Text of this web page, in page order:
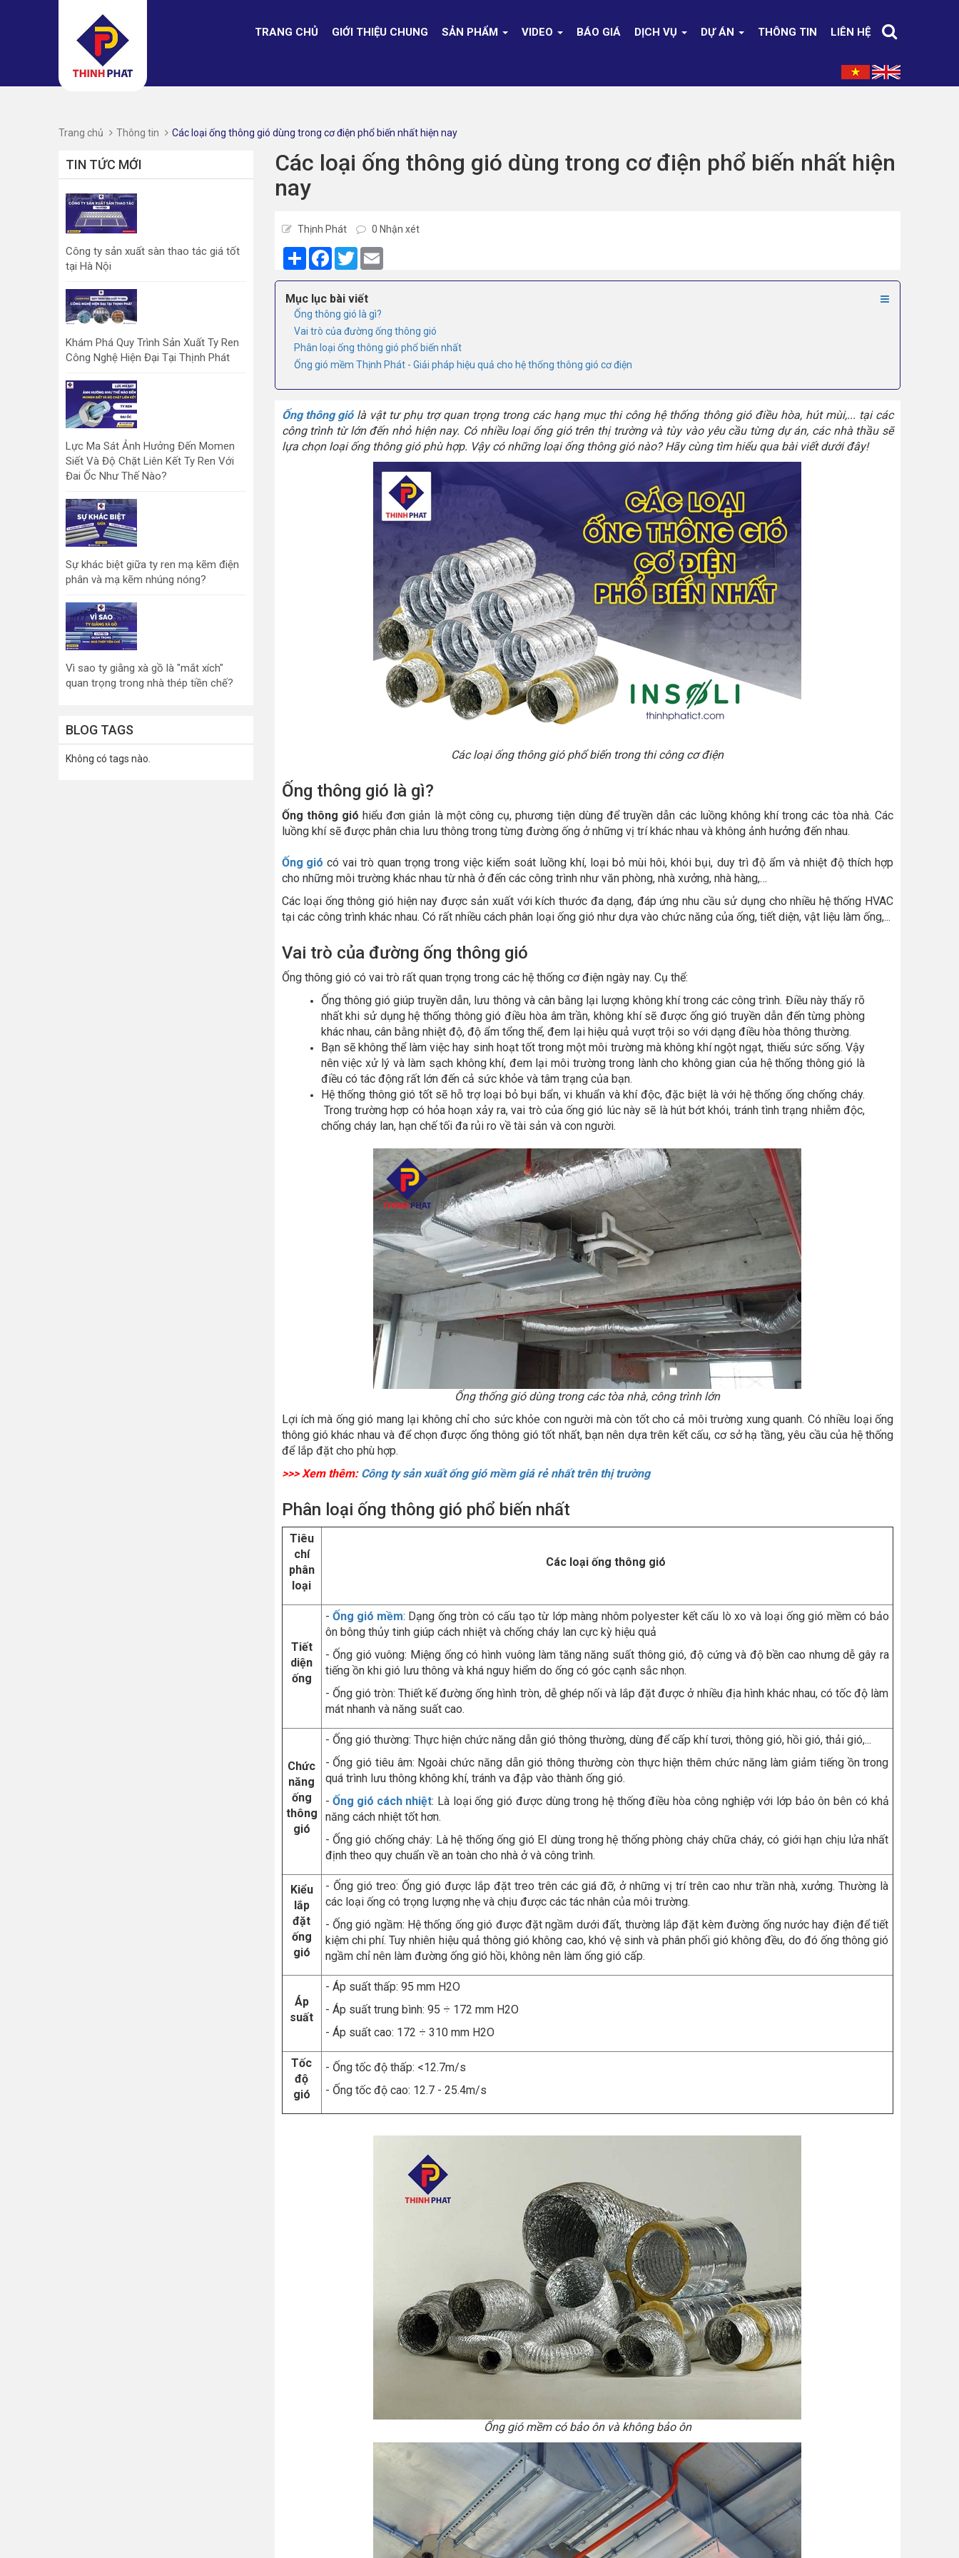
TRANG CHỦ GIỚI THIỆU CHUNG SẢN PHẨM VIDEO BÁO GIÁ DỊCH VỤ DỰ ÁN THÔNG TIN LIÊN HỆ
Trang chủ Thông tin Các loại ống thông gió dùng trong cơ điện phổ biến nhất hiện nay
Các loại ống thông gió dùng trong cơ điện phổ biến nhất hiện
nay
Thịnh Phát 0 Nhận xét
ShareFacebook
TwitterEmail
Mục lục bài viết
Ống thông gió là gì?
Vai trò của đường ống thông gió
Phân loại ống thông gió phổ biến nhất
Ống gió mềm Thịnh Phát - Giải pháp hiệu quả cho hệ thống thông gió cơ điện
Ống thông giólà vật tư phụ trợ quan trọng trong các hạng mục thi công hệ thống thông gió điều hòa, hút mùi,... tại các
công trình từ lớn đến nhỏ hiện nay. Có nhiều loại ống gió trên thị trường và tùy vào yêu cầu từng dự án, các nhà thầu sẽ
lựa chọn loại ống thông gió phù hợp. Vậy có những loại ống thông gió nào? Hãy cùng tìm hiểu qua bài viết dưới đây!
Các loại ống thông gió phổ biến trong thi công cơ điện
Ống thông gió là gì?
Ống thông gió hiểu đơn giản là một công cụ, phương tiện dùng để truyền dẫn các luồng không khí trong các tòa nhà. Các
luồng khí sẽ được phân chia lưu thông trong từng đường ống ở những vị trí khác nhau và không ảnh hưởng đến nhau.
Ống gió có vai trò quan trọng trong việc kiểm soát luồng khí, loại bỏ mùi hôi, khói bụi, duy trì độ ẩm và nhiệt độ thích hợp
cho những môi trường khác nhau từ nhà ở đến các công trình như văn phòng, nhà xưởng, nhà hàng,…
Các loại ống thông gió hiện nay được sản xuất với kích thước đa dạng, đáp ứng nhu cầu sử dụng cho nhiều hệ thống HVAC
tại các công trình khác nhau. Có rất nhiều cách phân loại ống gió như dựa vào chức năng của ống, tiết diện, vật liệu làm ống,...
Vai trò của đường ống thông gió
Ống thông gió có vai trò rất quan trọng trong các hệ thống cơ điện ngày nay. Cụ thể:
Ống thông gió giúp truyền dẫn, lưu thông và cân bằng lại lượng không khí trong các công trình. Điều này thấy rõ
nhất khi sử dụng hệ thống thông gió điều hòa âm trần, không khí sẽ được ống gió truyền dẫn đến từng phòng
khác nhau, cân bằng nhiệt độ, độ ẩm tổng thể, đem lại hiệu quả vượt trội so với dạng điều hòa thông thường.
Bạn sẽ không thể làm việc hay sinh hoạt tốt trong một môi trường mà không khí ngột ngạt, thiếu sức sống. Vậy
nên việc xử lý và làm sạch không khí, đem lại môi trường trong lành cho không gian của hệ thống thông gió là
điều có tác động rất lớn đến cả sức khỏe và tâm trạng của bạn.
Hệ thống thông gió tốt sẽ hỗ trợ loại bỏ bụi bẩn, vi khuẩn và khí độc, đặc biệt là với hệ thống ống chống cháy.
Trong trường hợp có hỏa hoạn xảy ra, vai trò của ống gió lúc này sẽ là hút bớt khói, tránh tình trạng nhiễm độc,
chống cháy lan, hạn chế tối đa rủi ro về tài sản và con người.
Ống thống gió dùng trong các tòa nhà, công trình lớn
Lợi ích mà ống gió mang lại không chỉ cho sức khỏe con người mà còn tốt cho cả môi trường xung quanh. Có nhiều loại ống
thông gió khác nhau và để chọn được ống thông gió tốt nhất, bạn nên dựa trên kết cấu, cơ sở hạ tầng, yêu cầu của hệ thống
để lắp đặt cho phù hợp.
>>> Xem thêm: Công ty sản xuất ống gió mềm giá rẻ nhất trên thị trường
Phân loại ống thông gió phổ biến nhất
Tiêu
chí
phân
loại
Các loại ống thông gió
Tiết
diện
ống
- Ống gió mềm: Dạng ống tròn có cấu tạo từ lớp màng nhôm polyester kết cấu lò xo và loại ống gió mềm có bảo
ôn bông thủy tinh giúp cách nhiệt và chống cháy lan cực kỳ hiệu quả
- Ống gió vuông: Miệng ống có hình vuông làm tăng năng suất thông gió, độ cứng và độ bền cao nhưng dễ gây ra
tiếng ồn khi gió lưu thông và khá nguy hiểm do ống có góc cạnh sắc nhọn.
- Ống gió tròn: Thiết kế đường ống hình tròn, dễ ghép nối và lắp đặt được ở nhiều địa hình khác nhau, có tốc độ làm
mát nhanh và năng suất cao.
Chức
năng
ống
thông
gió
- Ống gió thường: Thực hiện chức năng dẫn gió thông thường, dùng để cấp khí tươi, thông gió, hồi gió, thải gió,...
- Ống gió tiêu âm: Ngoài chức năng dẫn gió thông thường còn thực hiện thêm chức năng làm giảm tiếng ồn trong
quá trình lưu thông không khí, tránh va đập vào thành ống gió.
-Ống gió cách nhiệt: Là loại ống gió được dùng trong hệ thống điều hòa công nghiệp với lớp bảo ôn bên có khả
năng cách nhiệt tốt hơn.
- Ống gió chống cháy: Là hệ thống ống gió EI dùng trong hệ thống phòng cháy chữa cháy, có giới hạn chịu lửa nhất
định theo quy chuẩn về an toàn cho nhà ở và công trình.
Kiểu
lắp
đặt
ống
gió
- Ống gió treo: Ống gió được lắp đặt treo trên các giá đỡ, ở những vị trí trên cao như trần nhà, xưởng. Thường là
các loại ống có trọng lượng nhẹ và chịu được các tác nhân của môi trường.
- Ống gió ngầm: Hệ thống ống gió được đặt ngầm dưới đất, thường lắp đặt kèm đường ống nước hay điện để tiết
kiệm chi phí. Tuy nhiên hiệu quả thông gió không cao, khó vệ sinh và phân phối gió không đều, do đó ống thông gió
ngầm chỉ nên làm đường ống gió hồi, không nên làm ống gió cấp.
Áp
suất
- Áp suất thấp: 95 mm H2O
- Áp suất trung bình: 95 ÷ 172 mm H2O
- Áp suất cao: 172 ÷ 310 mm H2O
Tốc
độ
gió
- Ống tốc độ thấp: <12.7m/s
- Ống tốc độ cao: 12.7 - 25.4m/s
Ống gió mềm có bảo ôn và không bảo ôn
TIN TỨC MỚI
Công ty sản xuất sàn thao tác giá tốt
tại Hà Nội
Khám Phá Quy Trình Sản Xuất Ty Ren
Công Nghệ Hiện Đại Tại Thịnh Phát
Lực Ma Sát Ảnh Hưởng Đến Momen
Siết Và Độ Chặt Liên Kết Ty Ren Với
Đai Ốc Như Thế Nào?
Sự khác biệt giữa ty ren mạ kẽm điện
phân và mạ kẽm nhúng nóng?
Vì sao ty giằng xà gồ là "mắt xích"
quan trọng trong nhà thép tiền chế?
BLOG TAGS
Không có tags nào.